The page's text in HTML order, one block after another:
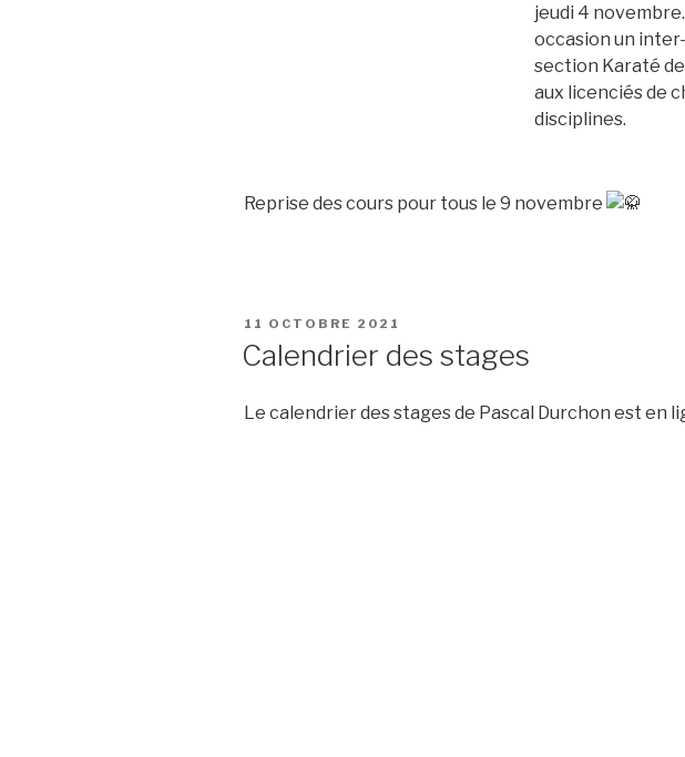
jeudi 4
occasion un
section Karaté de
aux licenciés de
disciplines.
Reprise des cours pour tous le 9 novembre
PUBLIÉ
11 OCTOBRE 2021
Calendrier des stages
Le calendrier des stages de Pascal Durchon est en